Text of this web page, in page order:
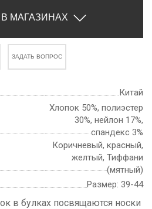
МАГАЗИНАХ
ЗАДАТЬ ВОПРОС
Китай
Хлопок 50%, полиэстер
30%, нейлон 17%,
спандекс 3%
Коричневый, красный,
желтый, Тиффани
(мятный)
Размер: 39-44
в булках посвящаются носки